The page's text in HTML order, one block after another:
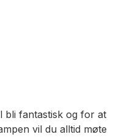
bli fantastisk og for at
vil du alltid møte